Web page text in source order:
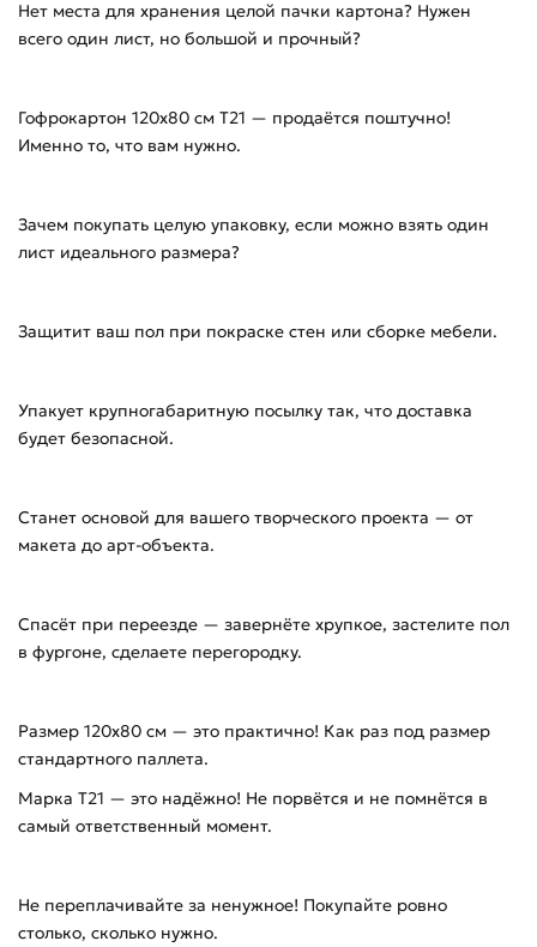
Нет места для хранения целой пачки картона? Нужен
всего один лист, но большой и прочный?
Гофрокартон 120х80 см Т21 — продаётся поштучно!
Именно то, что вам нужно.
Зачем покупать целую упаковку, если можно взять один
лист идеального размера?
Защитит ваш пол при покраске стен или сборке мебели.
Упакует крупногабаритную посылку так, что доставка
будет безопасной.
Станет основой для вашего творческого проекта — от
макета до арт-объекта.
Спасёт при переезде — завернёте хрупкое, застелите пол
в фургоне, сделаете перегородку.
Размер 120х80 см — это практично! Как раз под размер
стандартного паллета.
Марка Т21 — это надёжно! Не порвётся и не помнётся в
самый ответственный момент.
Не переплачивайте за ненужное! Покупайте ровно
столько, сколько нужно.